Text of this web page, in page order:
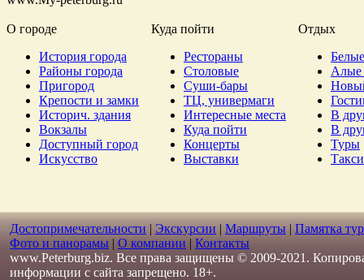
О городе Куда пойти
Отдых
История города
Районы города
Пригород
Крепости и замки
Историч. здания
Вокзалы
Доступный город
Искусство
Рестораны
Столовые
Суши-бары
ТЦ, универмаги
Интересные места
Куда пойти
Концерты
Выставки
Алые
В
В
Туры
Такси
Достопримечательности | Экскурсии | Маршруты | Памятка
Фото и панорамы | О компании | Контакты
www.Peterburg.biz. Все права защищены © 2009-2021.
информации с сайта запрещено. 18+.